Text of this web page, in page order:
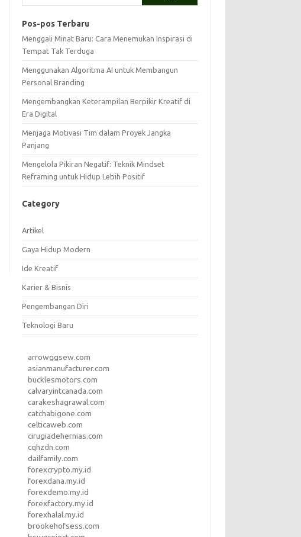
Pos-pos Terbaru
Menggali Minat Baru: Cara Menemukan Inspirasi di
Tempat Tak Terduga
Menggunakan Algoritma AI untuk Membangun
Personal Branding
Mengembangkan Keterampilan Berpikir Kreatif di
Era Digital
Menjaga Motivasi Tim dalam Proyek Jangka
Panjang
Mengelola Pikiran Negatif: Teknik Mindset
Reframing untuk Hidup Lebih Positif
Category
Artikel
Gaya Hidup Modern
Ide Kreatif
Karier & Bisnis
Pengembangan Diri
Teknologi Baru
arrowggsew.com
asianmanufacturer.com
bucklesmotors.com
calvaryintcanada.com
carakeshagrawal.com
catchabigone.com
celticaweb.com
cirugiadehernias.com
cqhzdn.com
dailfamily.com
forexcrypto.my.id
forexdana.my.id
forexdemo.my.id
forexfactory.my.id
forexhalal.my.id
brookehofsess.com